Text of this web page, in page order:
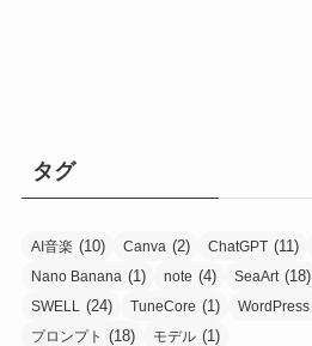
タグ
AI音楽 (10) Canva (2) ChatGPT (11)
Nano Banana (1) note (4) SeaArt (18)
SWELL (24) TuneCore (1) WordPress
プロンプト (18) モデル (1)